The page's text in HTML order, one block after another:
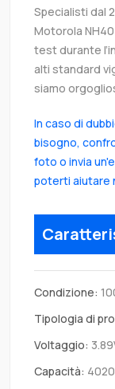
Specialisti dal
Motorola
test durante
alti standard
siamo
In caso di
bisogno,
foto o invia
poterti aiutare
Condizione:
Tipologia di
Voltaggio:
Capacità: